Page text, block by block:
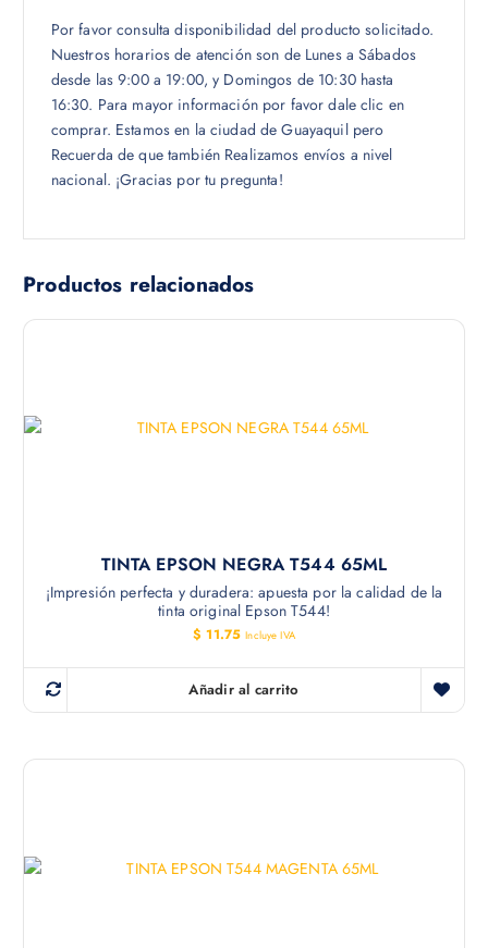
Por favor consulta disponibilidad del producto solicitado.
Nuestros horarios de atención son de Lunes a Sábados
desde las 9:00 a 19:00, y Domingos de 10:30 hasta
16:30. Para mayor información por favor dale clic en
comprar. Estamos en la ciudad de Guayaquil pero
Recuerda de que también Realizamos envíos a nivel
nacional. ¡Gracias por tu pregunta!
Productos relacionados
TINTA EPSON NEGRA T544 65ML
¡Impresión perfecta y duradera: apuesta por la calidad de la
tinta original Epson T544!
$ 11.75 Incluye IVA
Añadir al carrito